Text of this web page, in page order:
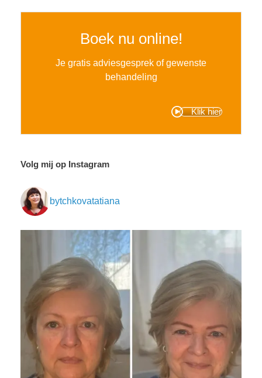
Boek nu online!
Je gratis adviesgesprek of gewenste
behandeling
Klik hier
Volg mij op Instagram
bytchkovatatiana